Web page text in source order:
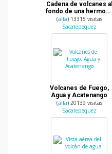
Cadena de volcanes al
fondo de una hermosa
planicie agrícola
(alfa) 13315 visitas
Sacatepequez
Volcanes de Fuego,
Agua y Acatenango
(alfa) 20139 visitas
Sacatepequez